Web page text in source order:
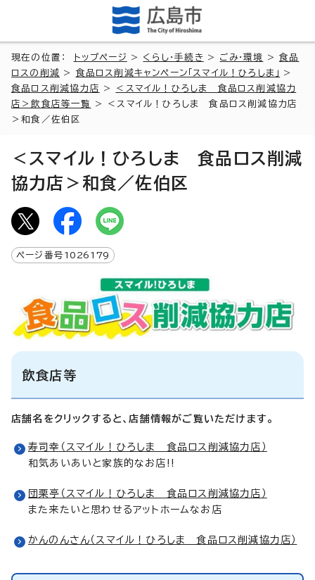
現在の位置： トップページ > くらし・手続き > ごみ・環境 >食品
ロスの削減 > 食品ロス削減キャンペーン「スマイル！ひろしま」
>
食品ロス削減協力店
>
＜スマイル！ひろしま 食品ロス削減協力
店＞飲食店等一覧
> ＜スマイル！ひろしま 食品ロス削減協力店
＞和食／佐伯区
＜スマイル！ひろしま 食品ロス削減
協力店＞和食／佐伯区
ページ番号 1026179
飲食店等
店舗名をクリックすると、店舗情報がご覧いただけます。
寿司幸（スマイル！ひろしま 食品ロス削減協力店）
和気あいあいと家族的なお店!!
団栗亭（スマイル！ひろしま 食品ロス削減協力店）
また来たいと思わせるアットホームなお店
かんのんさん（スマイル！ひろしま 食品ロス削減協力店）